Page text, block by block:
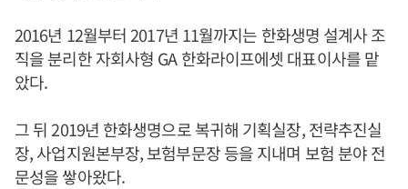
2016년 12월부터 2017년 11월까지는 한화생명 설계사 조
직을 분리한 자회사형 GA 한화라이프에셋 대표이사를 맡
았다.
그 뒤 2019년 한화생명으로 복귀해 기획실장, 전략추진실
장, 사업지원본부장, 보험부문장 등을 지내며 보험 분야 전
문성을 쌓아왔다.